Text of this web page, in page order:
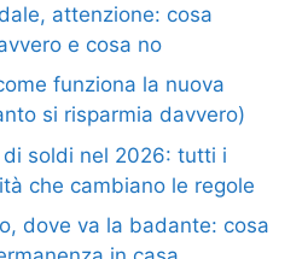
attenzione: cosa
e cosa no
funziona la nuova
si risparmia davvero)
soldi nel 2026: tutti i
che cambiano le regole
dove va la badante: cosa